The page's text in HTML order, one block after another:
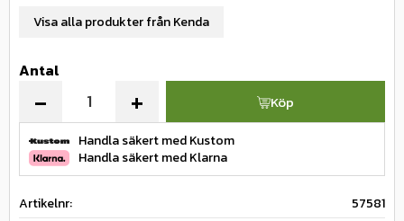
Antal
+
- Köp
Handla säkert med Kustom
Handla säkert med Klarna
Artikelnr
57581
Visa alla produkter från Kenda